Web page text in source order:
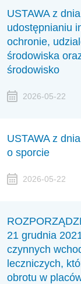
USTAWA z
udostępnianiu
ochronie,
środowiska
środowisko
2026-05-22
USTAWA z
o sporcie
2026-05-22
21 grudnia
czynnych
leczniczych,
obrotu w